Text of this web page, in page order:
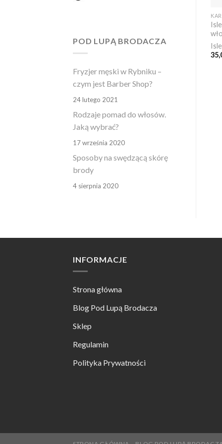
POD LUPĄ BRODACZA
Fryzjer męski w Rybniku –
czym jest Barber Shop?
24 lutego 2021
Rodzaje pomad do włosów.
Jaką wybrać?
17 września 2020
Sposoby na swędzącą skórę
brody
4 sierpnia 2020
INFORMACJE
Strona główna
Blog Pod Lupą Brodacza
Sklep
Regulamin
Polityka Prywatności